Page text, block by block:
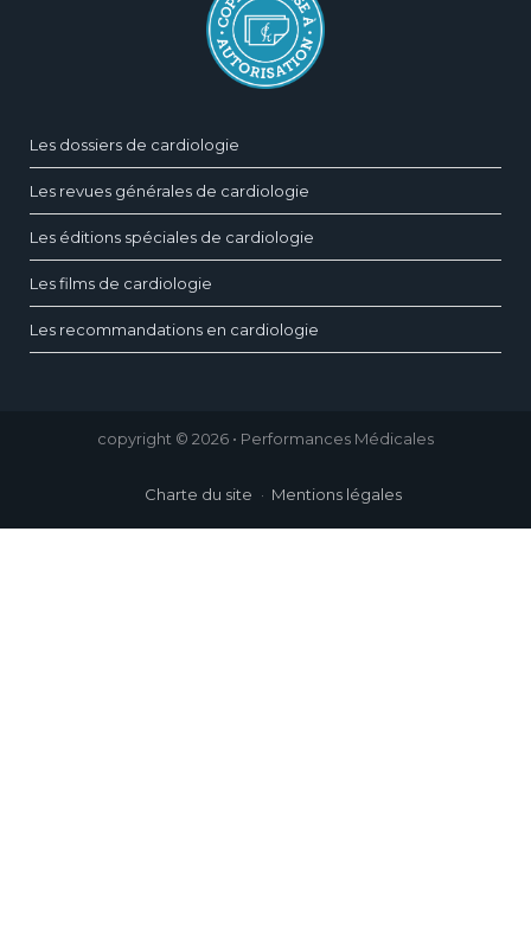
Les dossiers de cardiologie
Les revues générales de cardiologie
Les éditions spéciales de cardiologie
Les films de cardiologie
Les recommandations en cardiologie
copyright © 2026 • Performances Médicales
Charte du site Mentions légales